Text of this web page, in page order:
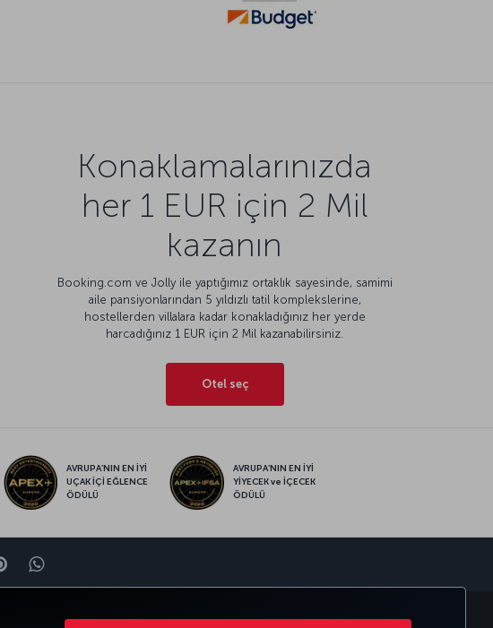
Konaklamalarınızda
her 1 EUR için 2 Mil
kazanın
Booking.com ve Jolly ile yaptığımız ortaklık sayesinde, samimi
aile pansiyonlarından 5 yıldızlı tatil komplekslerine,
hostellerden villalara kadar konakladığınız her yerde
harcadığınız 1 EUR için 2 Mil kazanabilirsiniz.
Otel seç
AVRUPA’NIN EN İYİ
UÇAK İÇİ EĞLENCE
ÖDÜLÜ
AVRUPA’NIN EN İYİ
YİYECEK ve İÇECEK
ÖDÜLÜ
PinterestWhatsapp
MILES&SMILES CORPORATE CLUB TÜRK HAVA YOLLARI